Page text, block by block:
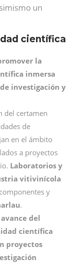
un
científica
la
inmersa
investigación y
del certamen
de
en el ámbito
a proyectos
Laboratorios y
vitivinícola
y
.
del
científica
proyectos